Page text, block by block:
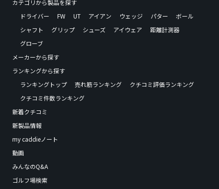
カテゴリから製品を探す
ドライバー
FW UT アイアン ウェッジ パター
ボール
シャフト
グリップ シューズ アイウェア
距離計測器
グローブ
メーカーから探す
ランキングから探す
ランキングトップ
売れ筋ランキング
クチコミ評価ランキング
クチコミ件数ランキング
新着クチコミ
新製品情報
my caddieノート
動画
みんなのQ&A
ゴルフ場検索